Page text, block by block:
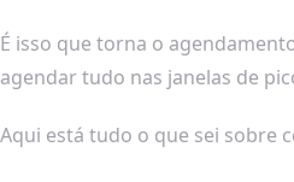
É isso que torna o
agendar tudo nas janelas de
Aqui está tudo o que sei sobre